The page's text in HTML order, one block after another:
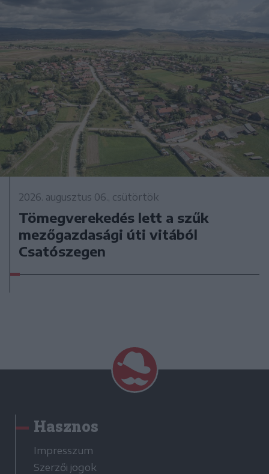
2026. augusztus 06., csütörtök
Tömegverekedés lett a szűk
mezőgazdasági úti vitából
Csatószegen
Hasznos
Impresszum
Szerzői jogok